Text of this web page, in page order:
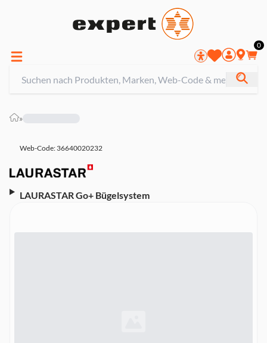
0
»
Web-Code: 36640020232
LAURASTAR Go+ Bügelsystem